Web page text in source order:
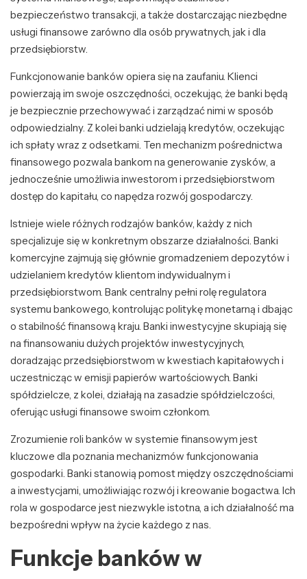
bezpieczeństwo transakcji, a także dostarczając niezbędne
usługi finansowe zarówno dla osób prywatnych, jak i dla
przedsiębiorstw.
Funkcjonowanie banków opiera się na zaufaniu. Klienci
powierzają im swoje oszczędności, oczekując, że banki będą
je bezpiecznie przechowywać i zarządzać nimi w sposób
odpowiedzialny. Z kolei banki udzielają kredytów, oczekując
ich spłaty wraz z odsetkami. Ten mechanizm pośrednictwa
finansowego pozwala bankom na generowanie zysków, a
jednocześnie umożliwia inwestorom i przedsiębiorstwom
dostęp do kapitału, co napędza rozwój gospodarczy.
Istnieje wiele różnych rodzajów banków, każdy z nich
specjalizuje się w konkretnym obszarze działalności. Banki
komercyjne zajmują się głównie gromadzeniem depozytów i
udzielaniem kredytów klientom indywidualnym i
przedsiębiorstwom. Bank centralny pełni rolę regulatora
systemu bankowego, kontrolując politykę monetarną i dbając
o stabilność finansową kraju. Banki inwestycyjne skupiają się
na finansowaniu dużych projektów inwestycyjnych,
doradzając przedsiębiorstwom w kwestiach kapitałowych i
uczestnicząc w emisji papierów wartościowych. Banki
spółdzielcze, z kolei, działają na zasadzie spółdzielczości,
oferując usługi finansowe swoim członkom.
Zrozumienie roli banków w systemie finansowym jest
kluczowe dla poznania mechanizmów funkcjonowania
gospodarki. Banki stanowią pomost między oszczędnościami
a inwestycjami, umożliwiając rozwój i kreowanie bogactwa. Ich
rola w gospodarce jest niezwykle istotna, a ich działalność ma
bezpośredni wpływ na życie każdego z nas.
Funkcje banków w